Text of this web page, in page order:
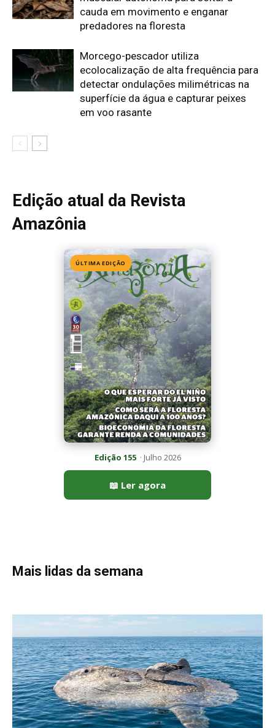
Amazônia
ÚLTIMA EDIÇÃO
Edição 155· Julho 2026
📖 Ler agora
Mais lidas da semana
Peixe-lua emerge horizontalmente na superfície oceânica para
permitir que aves marinhas removam ectoparasitas